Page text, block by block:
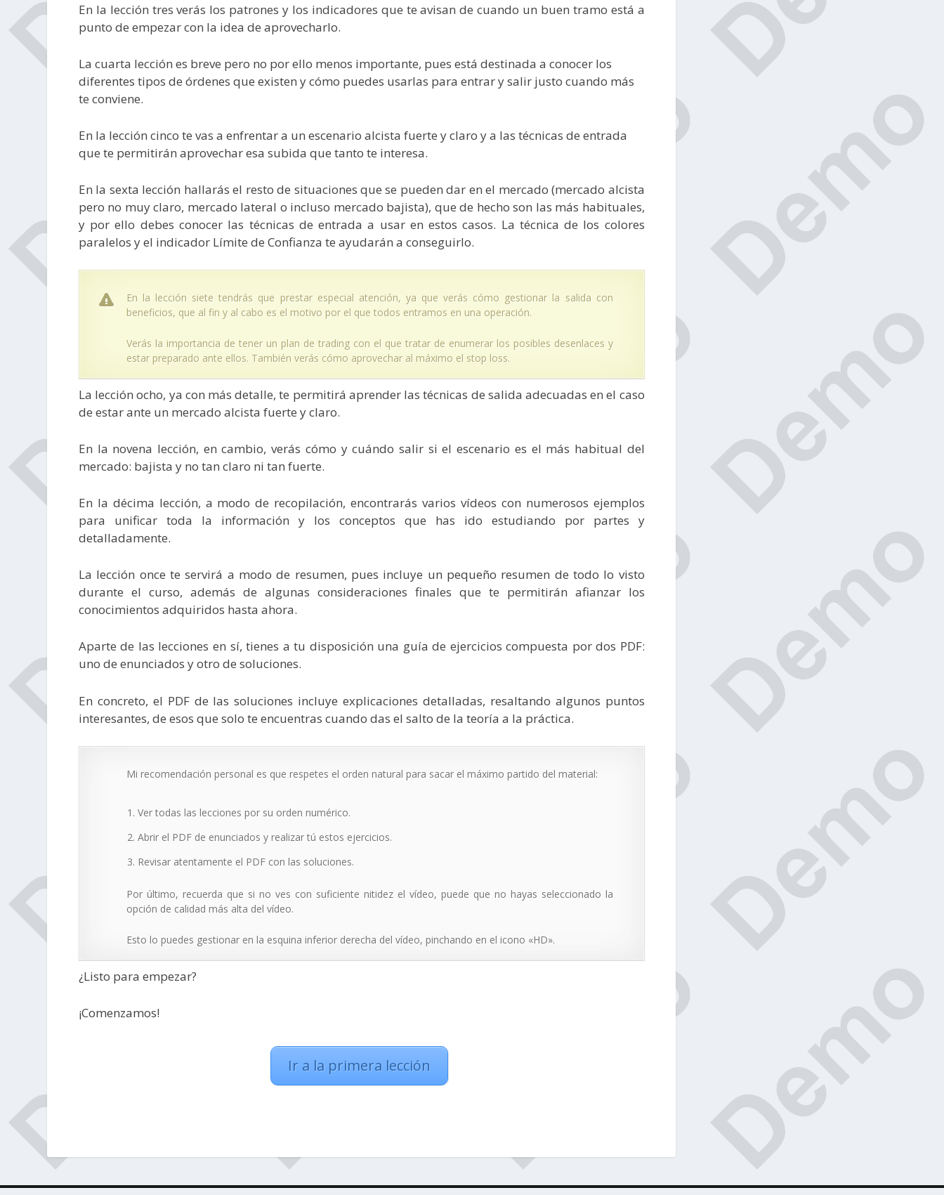
En la lección tres verás los patrones y los indicadores que te avisan de cuando un buen tramo está a
punto de empezar con la idea de aprovecharlo.
La cuarta lección es breve pero no por ello menos importante, pues está destinada a conocer los
diferentes tipos de órdenes que existen y cómo puedes usarlas para entrar y salir justo cuando más
te conviene.
En la lección cinco te vas a enfrentar a un escenario alcista fuerte y claro y a las técnicas de entrada
que te permitirán aprovechar esa subida que tanto te interesa.
En la sexta lección hallarás el resto de situaciones que se pueden dar en el mercado (mercado alcista
pero no muy claro, mercado lateral o incluso mercado bajista), que de hecho son las más habituales,
y por ello debes conocer las técnicas de entrada a usar en estos casos. La técnica de los colores
paralelos y el indicador Límite de Confianza te ayudarán a conseguirlo.
En la lección siete tendrás que prestar especial atención, ya que verás cómo gestionar la salida con
beneficios, que al fin y al cabo es el motivo por el que todos entramos en una operación.
Verás la importancia de tener un plan de trading con el que tratar de enumerar los posibles desenlaces y
estar preparado ante ellos. También verás cómo aprovechar al máximo el stop loss.
La lección ocho, ya con más detalle, te permitirá aprender las técnicas de salida adecuadas en el caso
de estar ante un mercado alcista fuerte y claro.
En la novena lección, en cambio, verás cómo y cuándo salir si el escenario es el más habitual del
mercado: bajista y no tan claro ni tan fuerte.
En la décima lección, a modo de recopilación, encontrarás varios vídeos con numerosos ejemplos
para unificar toda la información y los conceptos que has ido estudiando por partes y
detalladamente.
La lección once te servirá a modo de resumen, pues incluye un pequeño resumen de todo lo visto
durante el curso, además de algunas consideraciones finales que te permitirán afianzar los
conocimientos adquiridos hasta ahora.
Aparte de las lecciones en sí, tienes a tu disposición una guía de ejercicios compuesta por dos PDF:
uno de enunciados y otro de soluciones.
En concreto, el PDF de las soluciones incluye explicaciones detalladas, resaltando algunos puntos
interesantes, de esos que solo te encuentras cuando das el salto de la teoría a la práctica.
Mi recomendación personal es que respetes el orden natural para sacar el máximo partido del material:
Ver todas las lecciones por su orden numérico.
Abrir el PDF de enunciados y realizar tú estos ejercicios.
Revisar atentamente el PDF con las soluciones.
Por último, recuerda que si no ves con suficiente nitidez el vídeo, puede que no hayas seleccionado la
opción de calidad más alta del vídeo.
Esto lo puedes gestionar en la esquina inferior derecha del vídeo, pinchando en el icono «HD».
¿Listo para empezar?
¡Comenzamos!
Ir a la primera lección